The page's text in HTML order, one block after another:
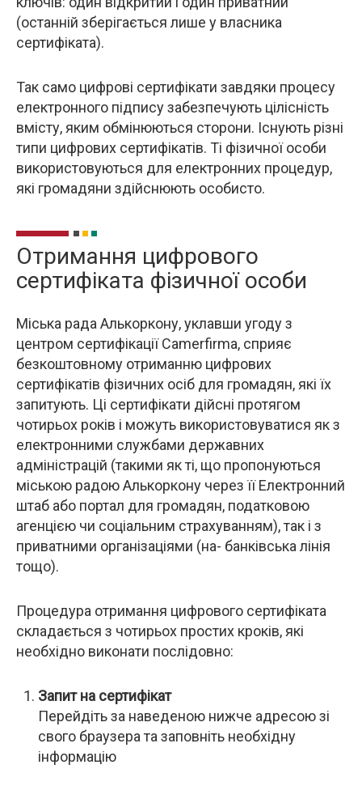
(останній зберігається лише у власника
сертифіката).
Так само цифрові сертифікати завдяки процесу
електронного підпису забезпечують цілісність
вмісту, яким обмінюються сторони. Існують різні
типи цифрових сертифікатів. Ті фізичної особи
використовуються для електронних процедур,
які громадяни здійснюють особисто.
Отримання цифрового
сертифіката фізичної особи
Міська рада Алькоркону, уклавши угоду з
центром сертифікації Camerfirma, сприяє
безкоштовному отриманню цифрових
сертифікатів фізичних осіб для громадян, які їх
запитують. Ці сертифікати дійсні протягом
чотирьох років і можуть використовуватися як з
електронними службами державних
адміністрацій (такими як ті, що пропонуються
міською радою Алькоркону через її Електронний
штаб або портал для громадян, податковою
агенцією чи соціальним страхуванням), так і з
приватними організаціями (на- банківська лінія
тощо).
Процедура отримання цифрового сертифіката
складається з чотирьох простих кроків, які
необхідно виконати послідовно:
Запит на сертифікат
Перейдіть за наведеною нижче адресою зі
свого браузера та заповніть необхідну
інформацію